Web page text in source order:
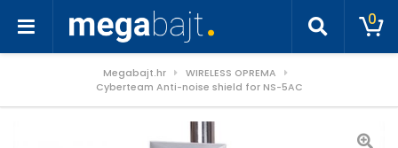
0
Megabajt.hr
WIRELESS OPREMA
Cyberteam Anti-noise shield for NS-5AC